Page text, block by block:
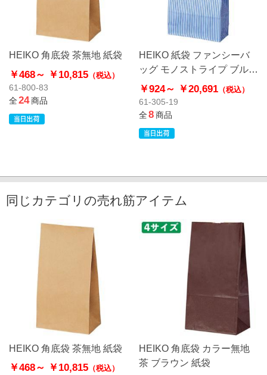
HEIKO 角底袋 茶無地 紙袋
￥468～ ￥10,815 （税込）
61-800-83
全24商品
HEIKO 紙袋 ファンシーバ
ッグ モノストライプ ブルー
角底袋
￥924～ ￥20,691（税込）
61-305-19
全8商品
同じカテゴリの売れ筋アイテム
HEIKO 角底袋 茶無地 紙袋
￥468～ ￥10,815 （税込）
HEIKO 角底袋 カラー無地
茶 ブラウン 紙袋